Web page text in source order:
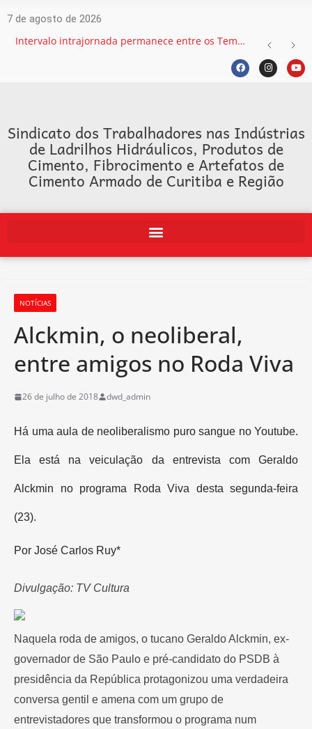
7 de agosto de 2026
Intervalo intrajornada permanece entre os Temas mais recorrentes na Justiça do Trabalho e exige atenção das empresas
Sindicato dos Trabalhadores nas Indústrias
de Ladrilhos Hidráulicos, Produtos de
Cimento, Fibrocimento e Artefatos de
Cimento Armado de Curitiba e Região
NOTÍCIAS
Alckmin, o neoliberal,
entre amigos no Roda Viva
26 de julho de 2018 dwd_admin
Há uma aula de neoliberalismo puro sangue no Youtube.
Ela está na veiculação da entrevista com Geraldo
Alckmin no programa Roda Viva desta segunda-feira
(23).
Por José Carlos Ruy*
Divulgação: TV Cultura
Naquela roda de amigos, o tucano Geraldo Alckmin, ex-
governador de São Paulo e pré-candidato do PSDB à
presidência da República protagonizou uma verdadeira
conversa gentil e amena com um grupo de
entrevistadores que transformou o programa num